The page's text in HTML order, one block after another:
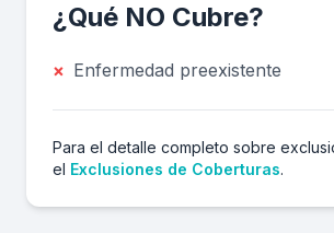
¿Qué NO Cubre?
× Enfermedad preexistente
Para el detalle completo sobre
el Exclusiones de Coberturas.